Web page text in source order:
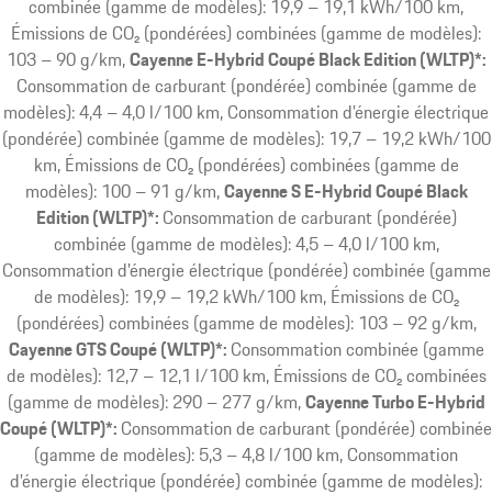
combinée (gamme de modèles): 19,9 – 19,1 kWh/100 km,
Émissions de CO₂ (pondérées) combinées (gamme de modèles):
103 – 90 g/km Cayenne E-Hybrid Coupé Black Edition (WLTP)*:
Consommation de carburant (pondérée) combinée (gamme de
modèles): 4,4 – 4,0 l/100 km, Consommation d’énergie électrique
(pondérée) combinée (gamme de modèles): 19,7 – 19,2 kWh/100
km, Émissions de CO₂ (pondérées) combinées (gamme de
modèles): 100 – 91 g/km Cayenne S E-Hybrid Coupé Black
Edition (WLTP)*: Consommation de carburant (pondérée)
combinée (gamme de modèles): 4,5 – 4,0 l/100 km,
Consommation d’énergie électrique (pondérée) combinée (gamme
de modèles): 19,9 – 19,2 kWh/100 km, Émissions de CO₂
(pondérées) combinées (gamme de modèles): 103 – 92 g/km
Cayenne GTS Coupé (WLTP)*: Consommation combinée (gamme
de modèles): 12,7 – 12,1 l/100 km, Émissions de CO₂ combinées
(gamme de modèles): 290 – 277 g/km Cayenne Turbo E-Hybrid
Coupé (WLTP)*: Consommation de carburant (pondérée) combinée
(gamme de modèles): 5,3 – 4,8 l/100 km, Consommation
d’énergie électrique (pondérée) combinée (gamme de modèles):